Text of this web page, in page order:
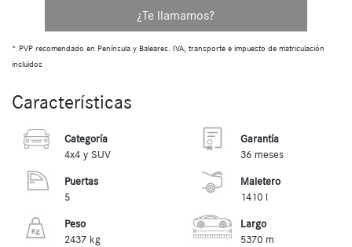
Características
Categoría
4x4 y SUV
Garantía
36 meses
Puertas
5
Maletero
1410 l
Peso
2437 kg
Largo
5370 m
¿Te llamamos?
* PVP recomendado en Península y Baleares. IVA, transporte e impuesto de matriculación
incluidos